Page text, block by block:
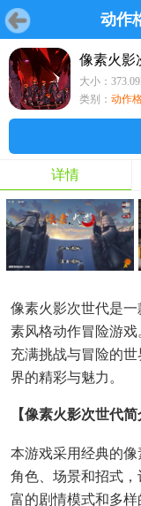
动作
首页 游戏
首页 游戏 软件 鸿蒙
游戏
像素火影
大小：
类别： 动作
详情
像素火影次世代是
素风格动作冒险游
充满挑战与冒险的
界的精彩与魅力。
【像素火影次世代简
本游戏采用经典的
角色、场景和招式
富的剧情模式和多样